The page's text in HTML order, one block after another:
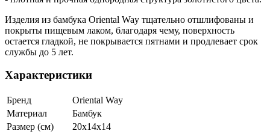
Изделия из бамбука Oriental Way тщательно отшлифованы и
покрыты пищевым лаком, благодаря чему, поверхность
остается гладкой, не покрывается пятнами и продлевает срок
службы до 5 лет.
Характеристики
Бренд
Oriental Way
Материал
Бамбук
Размер (см)
20х14х14